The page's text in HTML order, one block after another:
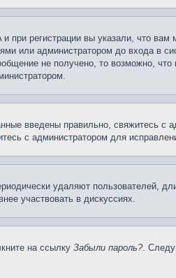
регистрации вы указали, что вам
или администратором до входа в
не получено, то возможно, что
введены правильно, свяжитесь с
с администратором для
удаляют пользователей,
участвовать в дискуссиях.
на ссылку Забыли пароль?.